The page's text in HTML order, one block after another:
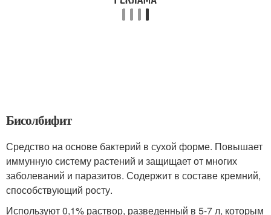
Бисолбифит
Средство на основе бактерий в сухой форме. Повышает
иммунную систему растений и защищает от многих
заболеваний и паразитов. Содержит в составе кремний,
способствующий росту.
Используют 0,1% раствор, разведенный в 5-7 л, которым